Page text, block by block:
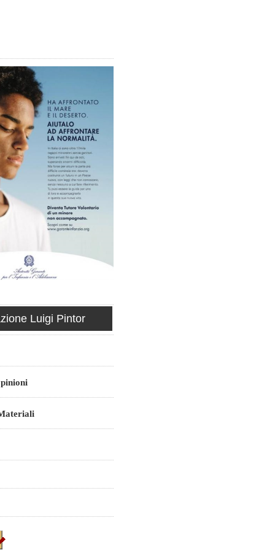
Luigi Pintor